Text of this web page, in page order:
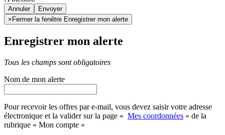
Annuler
× Fermer la fenêtre Enregistrer mon alerte
Enregistrer mon alerte
Tous les champs sont obligatoires
Nom de mon alerte
Pour recevoir les offres par e-mail, vous devez saisir votre adresse
électronique et la valider sur la page « Mes coordonnées » de la
rubrique « Mon compte »